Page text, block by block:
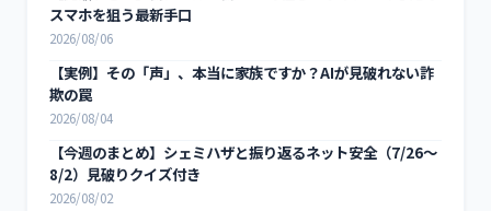
スマホを狙う最新手口
2026/08/06
【実例】その「声」、本当に家族ですか？AIが見破れない詐
欺の罠
2026/08/04
【今週のまとめ】シェミハザと振り返るネット安全（7/26〜
8/2）見破りクイズ付き
2026/08/02